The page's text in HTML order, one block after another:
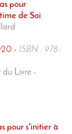
pour
de Soi
- ISBN : 978-
du Livre -
pour s'initier à